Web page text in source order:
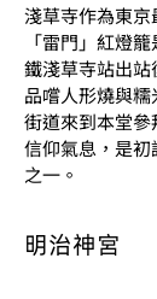
淺草寺作為東
「雷門」紅燈
鐵淺草寺站出
品嚐人形燒與
街道來到本堂
信仰氣息，是
之一。
明治神宮